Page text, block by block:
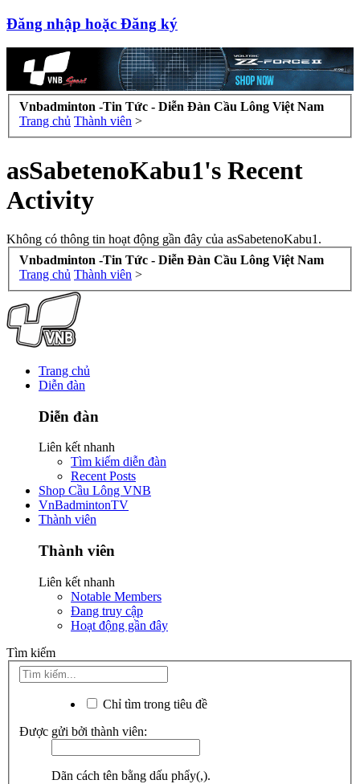
Đăng nhập hoặc Đăng ký
Vnbadminton -Tin Tức - Diễn Đàn Cầu Lông Việt Nam
Trang chủ Thành viên >
asSabetenoKabu1's Recent
Activity
Không có thông tin hoạt động gần đây của asSabetenoKabu1.
Vnbadminton -Tin Tức - Diễn Đàn Cầu Lông Việt Nam
Trang chủ Thành viên >
Trang chủ
Diễn đàn
Diễn đàn
Liên kết nhanh
Tìm kiếm diễn đàn
Recent Posts
Shop Cầu Lông VNB
VnBadmintonTV
Thành viên
Thành viên
Liên kết nhanh
Notable Members
Đang truy cập
Hoạt động gần đây
Tìm kiếm
Chỉ tìm trong tiêu đề
Được gửi bởi thành viên:
Dãn cách tên bằng dấu phẩy(,).